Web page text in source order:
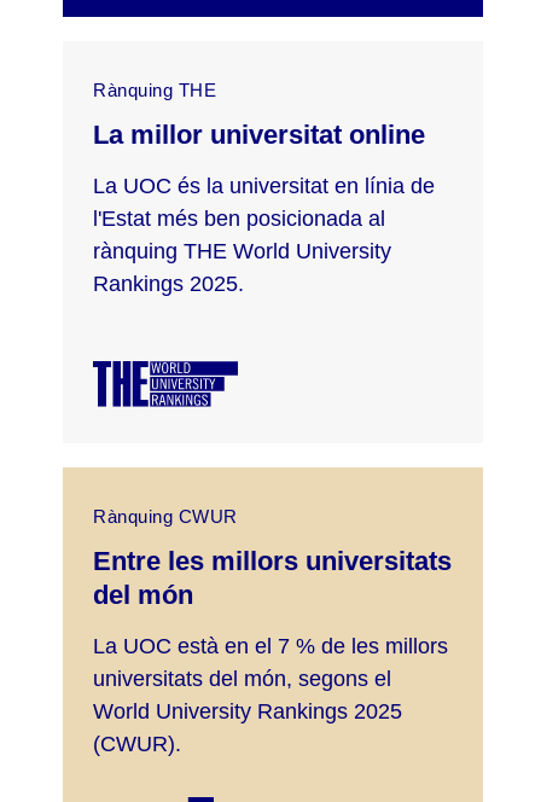
Rànquing THE
La millor universitat online
La UOC és la universitat en línia de
l'Estat més ben posicionada al
rànquing THE World University
Rankings 2025.
Rànquing CWUR
Entre les millors universitats
del món
La UOC està en el 7 % de les millors
universitats del món, segons el
World University Rankings 2025
(CWUR).